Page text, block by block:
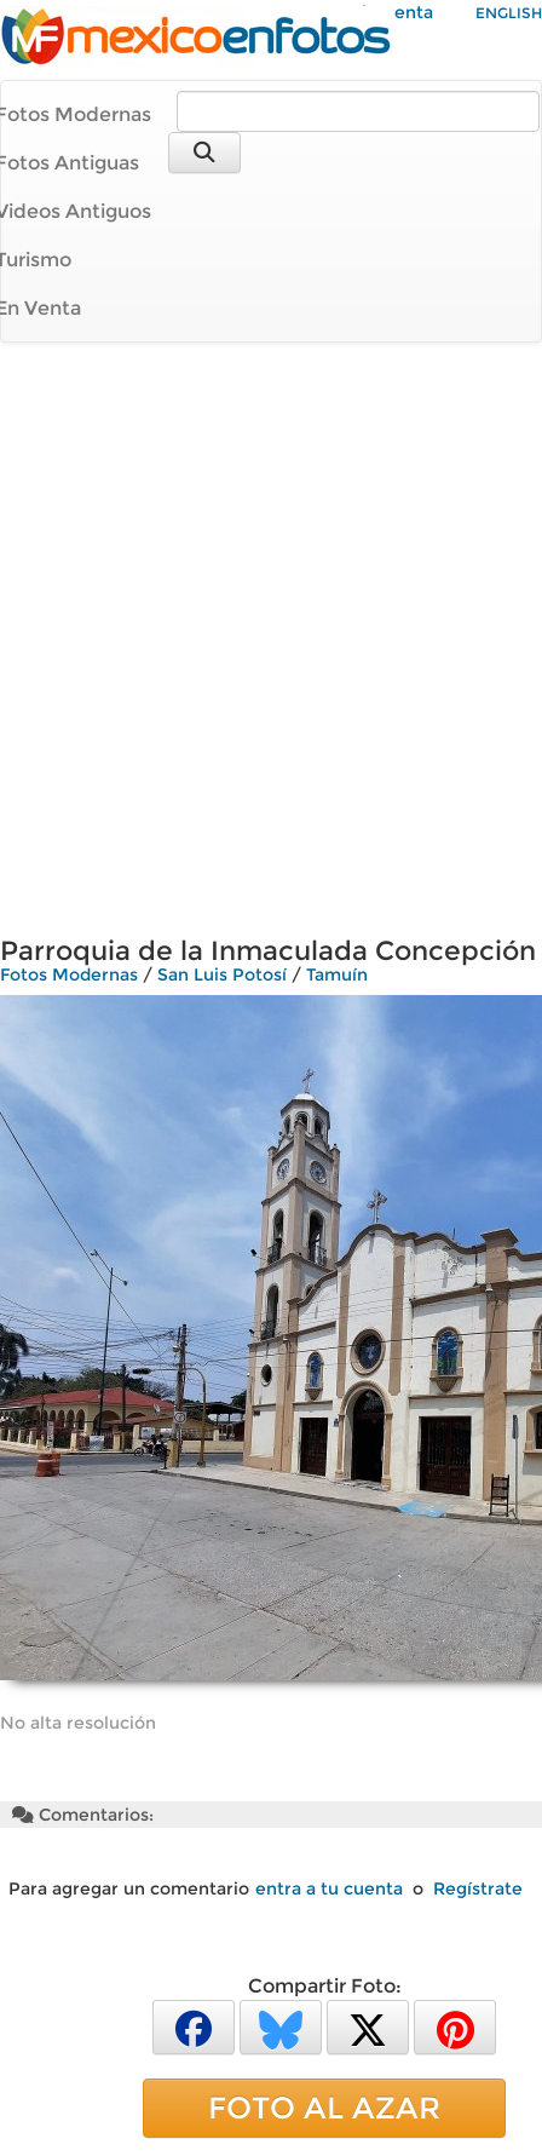
Mi Cuenta ENGLISH
Modernas
Antiguas
Antiguos
Venta
Parroquia de la Inmaculada Concepción
Fotos Modernas / San Luis Potosí / Tamuín
No alta resolución
Comentarios:
Para agregar un comentario entra a tu cuenta o Regístrate
Compartir Foto:
FOTO AL AZAR